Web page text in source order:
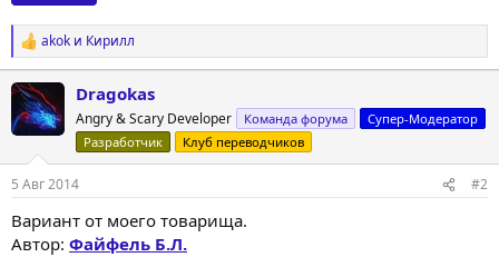
Р
е
а
к
ц
и
akok и Кирилл
Dragokas
Angry & Scary Developer Команда форума
Супер-Модератор
Разработчик
Клуб переводчиков
5 Авг 2014 #2
Вариант от моего товарища.
Автор: Файфель Б.Л.